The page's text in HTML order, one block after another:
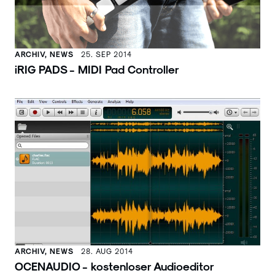
ARCHIV, NEWS 25. SEP 2014
iRIG PADS - MIDI Pad Controller
ARCHIV, NEWS 28. AUG 2014
OCENAUDIO - kostenloser Audioeditor